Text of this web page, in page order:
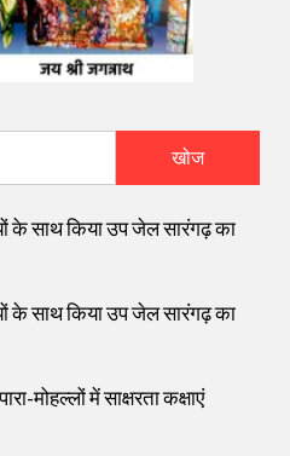
खोज
के साथ किया उप जेल सारंगढ़ का
के साथ किया उप जेल सारंगढ़ का
मोहल्लों में साक्षरता कक्षाएं